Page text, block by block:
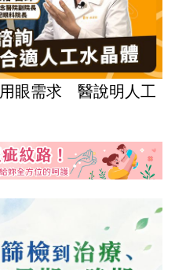
眼需求 醫說明人工